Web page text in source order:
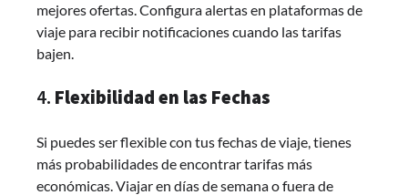
mejores ofertas. Configura alertas en plataformas de
viaje para recibir notificaciones cuando las tarifas
bajen.
4. Flexibilidad en las Fechas
Si puedes ser flexible con tus fechas de viaje, tienes
más probabilidades de encontrar tarifas más
económicas. Viajar en días de semana o fuera de